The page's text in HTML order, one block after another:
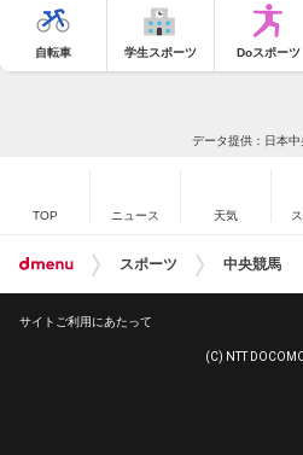
自転車 学生スポーツ Doスポーツ
データ提供：日本
TOP ニュース 天気
スポーツ 中央競馬
サイトご利用にあたって
(C) NTT